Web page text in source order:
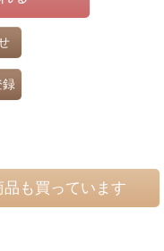
録
も買っています